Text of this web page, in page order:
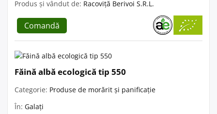
Produs și vândut de: Racoviță Berivoi S.R.L.
Comandă
Făină albă ecologică tip 550
Categorie: Produse de morărit și panificație
În: Galați